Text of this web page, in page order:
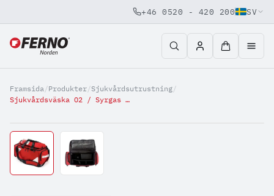
Jump to content
+46 0520 - 420 200 SV
Framsida/Produkter/Sjukvårdsutrustning/
Sjukvårdsväska O2 / Syrgas ryggsäck Röd